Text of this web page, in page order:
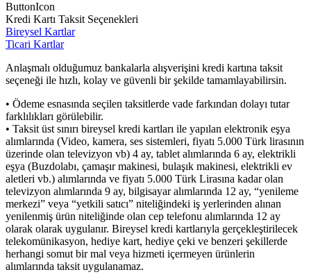
ButtonIcon
Kredi Kartı Taksit Seçenekleri
Bireysel Kartlar
Ticari Kartlar
Anlaşmalı olduğumuz bankalarla alışverişini kredi kartına taksit
seçeneği ile hızlı, kolay ve güvenli bir şekilde tamamlayabilirsin.
• Ödeme esnasında seçilen taksitlerde vade farkından dolayı tutar
farklılıkları görülebilir.
• Taksit üst sınırı bireysel kredi kartları ile yapılan elektronik eşya
alımlarında (Video, kamera, ses sistemleri, fiyatı 5.000 Türk lirasının
üzerinde olan televizyon vb) 4 ay, tablet alımlarında 6 ay, elektrikli
eşya (Buzdolabı, çamaşır makinesi, bulaşık makinesi, elektrikli ev
aletleri vb.) alımlarında ve fiyatı 5.000 Türk Lirasına kadar olan
televizyon alımlarında 9 ay, bilgisayar alımlarında 12 ay, “yenileme
merkezi” veya “yetkili satıcı” niteliğindeki iş yerlerinden alınan
yenilenmiş ürün niteliğinde olan cep telefonu alımlarında 12 ay
olarak olarak uygulanır. Bireysel kredi kartlarıyla gerçekleştirilecek
telekomünikasyon, hediye kart, hediye çeki ve benzeri şekillerde
herhangi somut bir mal veya hizmeti içermeyen ürünlerin
alımlarında taksit uygulanamaz.